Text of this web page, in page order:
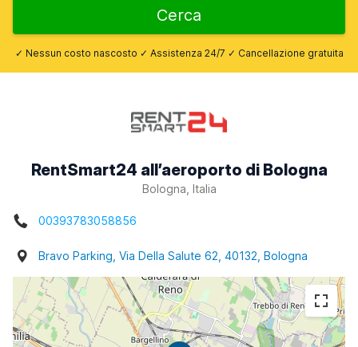
Cerca
✓ Nessun costo nascosto ✓ Assistenza 24/7 ✓ Cancellazione gratuita
RentSmart24 all’aeroporto di Bologna
Bologna, Italia
00393783058856
Bravo Parking, Via Della Salute 62, 40132, Bologna